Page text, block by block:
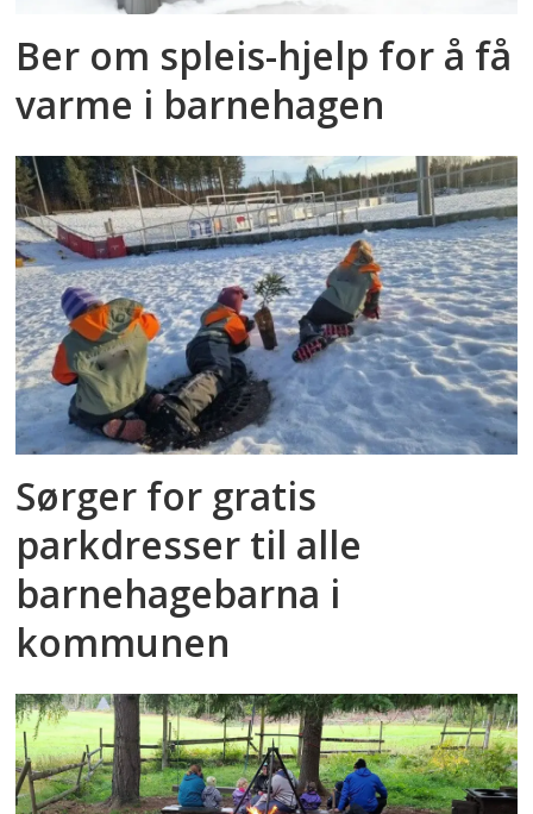
Ber om spleis-hjelp for å få
varme i barnehagen
Sørger for gratis
parkdresser til alle
barnehagebarna i
kommunen